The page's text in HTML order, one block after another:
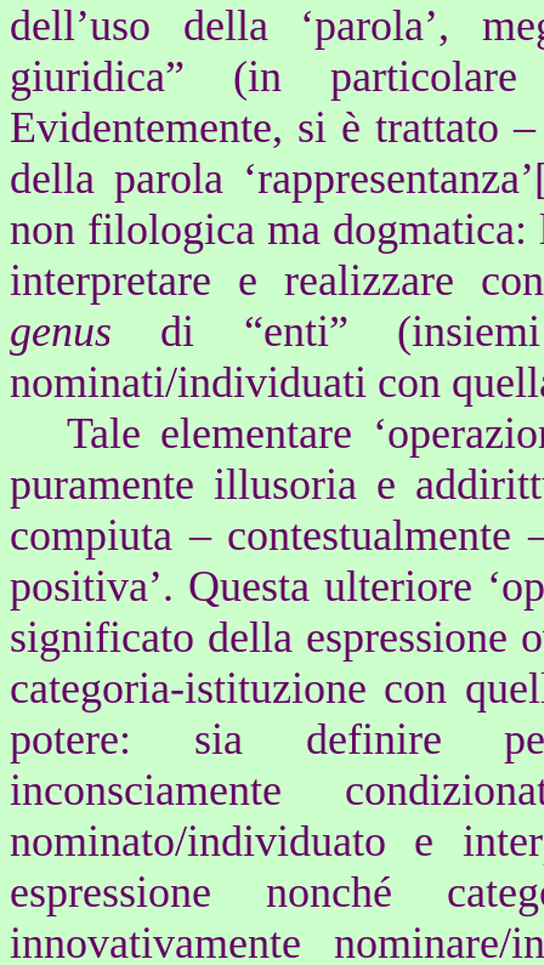
dell’uso della ‘parola’,
giuridica” (in
Evidentemente, si è trattato
della parola ‘rappresentanza’
non filologica ma
interpretare e realizzare
genus di “enti”
nominati/individuati con
Tale elementare
puramente illusoria e
compiuta – contestualmente
positiva’. Questa ulteriore
significato della espressione
categoria-istituzione con
potere: sia definire
inconsciamente
nominato/individuato e
espressione nonché
innovativamente nominare/